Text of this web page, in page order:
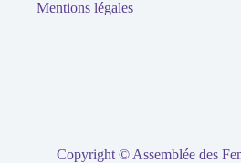
Mentions légales
Copyright © Assemblée des